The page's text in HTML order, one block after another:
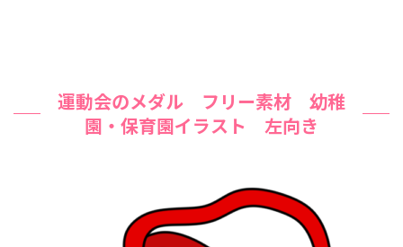
運動会のメダル フリー素材 幼稚
園・保育園イラスト 左向き